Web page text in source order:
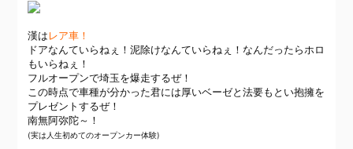
漢はレア車！
ドアなんていらねぇ！泥除けなんていらねぇ！なんだったらホロ
もいらねぇ！
フルオープンで埼玉を爆走するぜ！
この時点で車種が分かった君には厚いベーゼと法要もとい抱擁を
プレゼントするぜ！
南無阿弥陀～！
(実は人生初めてのオープンカー体験)